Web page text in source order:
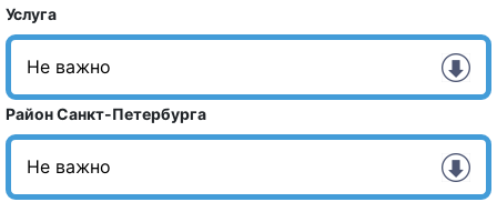
Услуга
Район Санкт-Петербурга